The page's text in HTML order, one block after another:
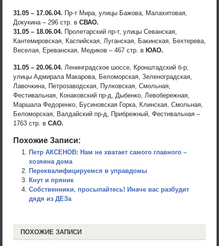
31.05 – 17.06.04. Пр-т Мира, улицы Бажова, Малахитовая,
Докукина – 296 стр. в СВАО.
31.05 – 18.06.04. Пролетарский пр-т, улицы Севанская,
Кантемировская, Каспийская, Луганская, Бакинская, Бехтерева,
Веселая, Ереванская, Медиков – 467 стр. в ЮАО.
31.05 – 20.06.04. Ленинградское шоссе, Кронштадский б-р,
улицы Адмирала Макарова, Беломорская, Зеленоградская,
Лавочкина, Петрозаводская, Пулковская, Смольная,
Фестивальная, Конаковский пр-д, Дыбенко, Левобережная,
Маршала Федоренко, Бусиновская Горка, Клинская, Смольная,
Беломорская, Валдайский пр-д, Прибрежный, Фестивальная –
1763 стр. в САО.
Похожие Записи:
Петр АКСЕНОВ: Нам не хватает самого главного –
хозяина дома
Переквалифицируемся в управдомы
Кнут и пряник
Собственники, просыпайтесь! Иначе вас разбудит
дядя из ДЕЗа
ПОХОЖИЕ ЗАПИСИ